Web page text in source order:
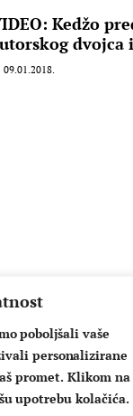
poboljšali vaše
personalizirane
promet. Klikom na
upotrebu kolačića.
Kedžo
dvojca
09.01.2018.